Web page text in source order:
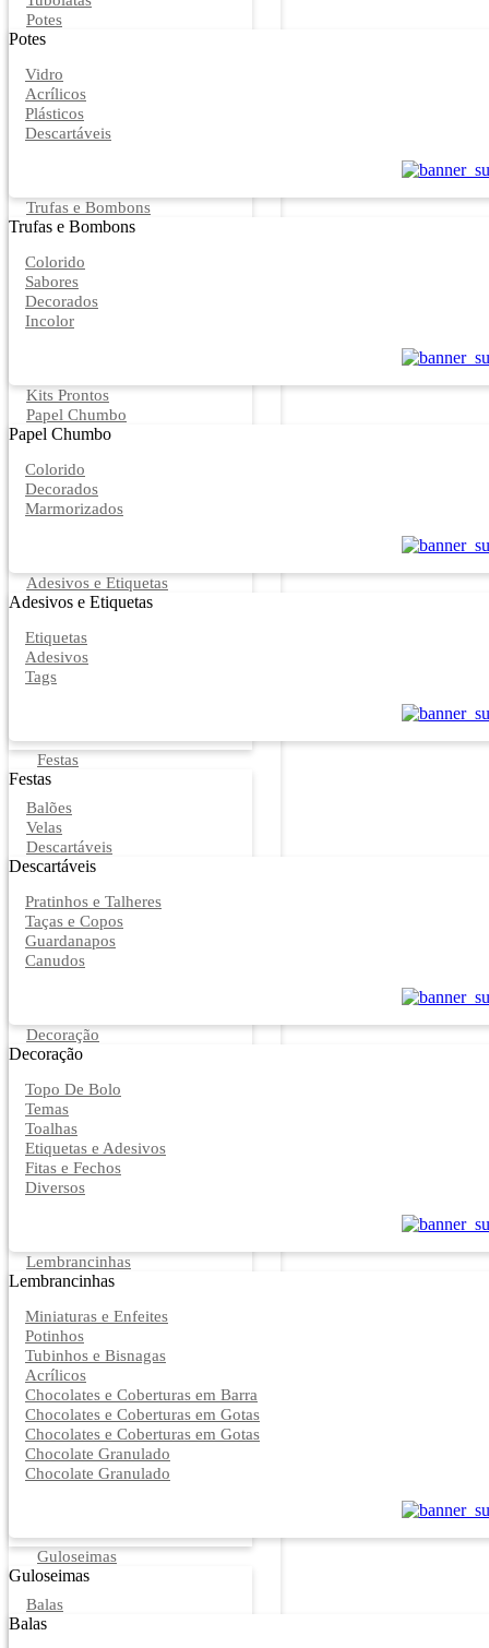
Potes
Potes
Vidro
Acrílicos
Plásticos
Descartáveis
Trufas e Bombons
Trufas e Bombons
Colorido
Sabores
Decorados
Incolor
Kits Prontos
Papel Chumbo
Papel Chumbo
Colorido
Decorados
Marmorizados
Adesivos e Etiquetas
Adesivos e Etiquetas
Etiquetas
Adesivos
Tags
Festas
Festas
Balões
Velas
Descartáveis
Descartáveis
Pratinhos e Talheres
Taças e Copos
Guardanapos
Canudos
Decoração
Decoração
Topo De Bolo
Temas
Toalhas
Etiquetas e Adesivos
Fitas e Fechos
Diversos
Lembrancinhas
Lembrancinhas
Miniaturas e Enfeites
Potinhos
Tubinhos e Bisnagas
Acrílicos
Chocolates e Coberturas em Barra
Chocolates e Coberturas em Gotas
Chocolates e Coberturas em Gotas
Chocolate Granulado
Chocolate Granulado
Guloseimas
Guloseimas
Balas
Balas